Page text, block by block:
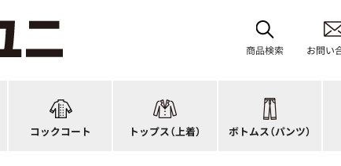
商品検索 お問い
コックコート
レディース
ジップ・ファスナータイプ
ファッション
キッズ
トップス（上着）
カットソー
ジャンバー
ボトムス（パンツ）
和風パンツ・スカート
キュロット
厨房シューズ
フロアシューズ